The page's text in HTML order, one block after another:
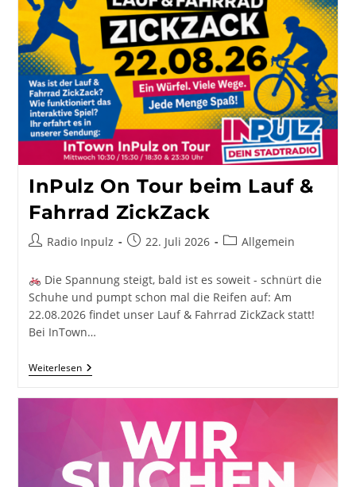
InPulz On Tour beim Lauf &
Fahrrad ZickZack
Beitrags-
Radio Inpulz
Beitrag22. Juli 2026
Beitrags-
Allgemein
Die Spannung steigt, bald ist es soweit - schnürt die
Schuhe und pumpt schon mal die Reifen auf: Am
22.08.2026 findet unser Lauf & Fahrrad ZickZack statt!
Bei InTown…
WeiterlesenInPulz
On
ZickZack